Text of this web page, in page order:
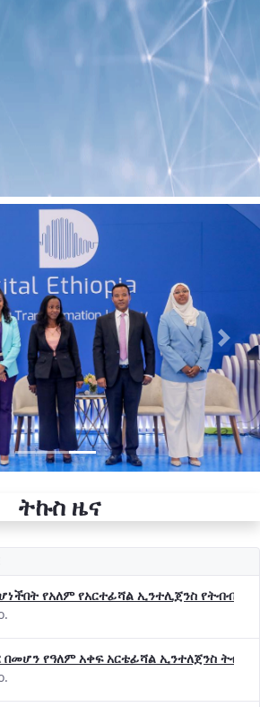
Next
ትኩስ ዜና
የአለም የአርተፊሻል ኢንተሊጀንስ የትብብር
በመሆን የዓለም አቀፍ አርቴፊሻል ኢንተለጀንስ